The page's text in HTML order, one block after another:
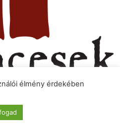
fenntartva
élmény érdekében